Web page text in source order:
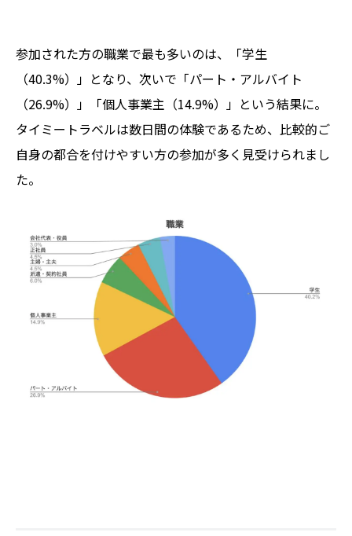
参加された方の職業で最も多いのは、「学生
（40.3%）」となり、次いで「パート・アルバイト
（26.9%）」「個人事業主（14.9%）」という結果に。
タイミートラベルは数日間の体験であるため、比較的ご
自身の都合を付けやすい方の参加が多く見受けられまし
た。